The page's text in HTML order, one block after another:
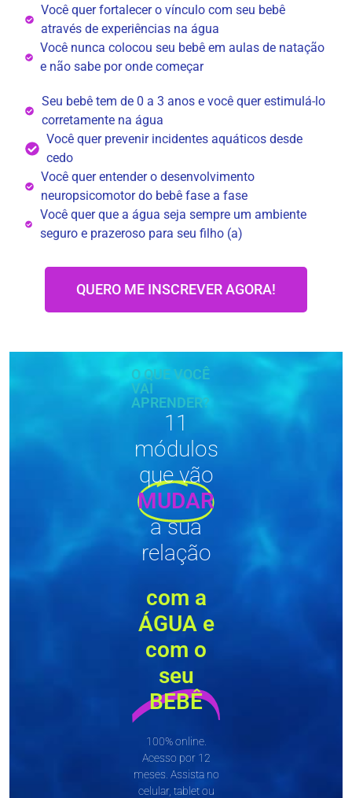
Você quer fortalecer o vínculo com seu bebê
através de experiências na água
Você nunca colocou seu bebê em aulas de natação
e não sabe por onde começar
Seu bebê tem de 0 a 3 anos e você quer estimulá-lo
corretamente na água
Você quer prevenir incidentes aquáticos desde
cedo
Você quer entender o desenvolvimento
neuropsicomotor do bebê fase a fase
Você quer que a água seja sempre um ambiente
seguro e prazeroso para seu filho (a)
QUERO ME INSCREVER AGORA!
O QUE VOCÊ
VAI
APRENDER?
11
módulos
que vão
MUDAR
a sua
relação
com a
ÁGUA e
com o
seu
BEBÊ
100% online.
Acesso por 12
meses. Assista no
celular, tablet ou